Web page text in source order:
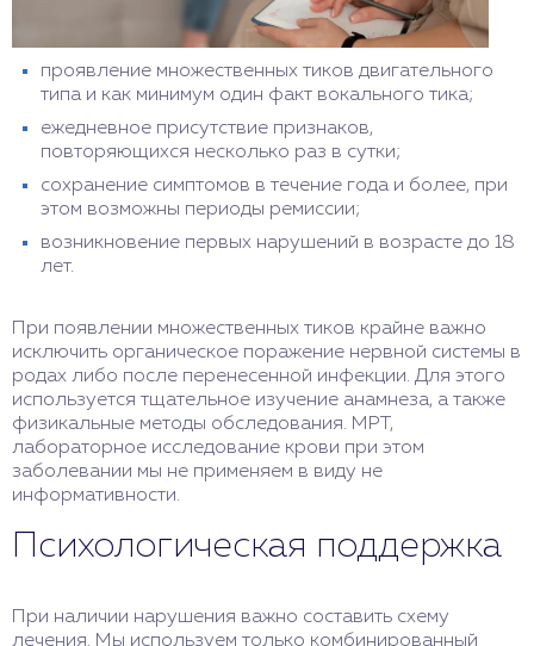
проявление множественных тиков двигательного
типа и как минимум один факт вокального тика;
ежедневное присутствие признаков,
повторяющихся несколько раз в сутки;
сохранение симптомов в течение года и более, при
этом возможны периоды ремиссии;
возникновение первых нарушений в возрасте до 18
лет.
При появлении множественных тиков крайне важно
исключить органическое поражение нервной системы в
родах либо после перенесенной инфекции. Для этого
используется тщательное изучение анамнеза, а также
физикальные методы обследования. МРТ,
лабораторное исследование крови при этом
заболевании мы не применяем в виду не
информативности.
Психологическая поддержка
При наличии нарушения важно составить схему
лечения. Мы используем только комбинированный